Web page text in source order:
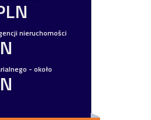
nieruchomości
- około